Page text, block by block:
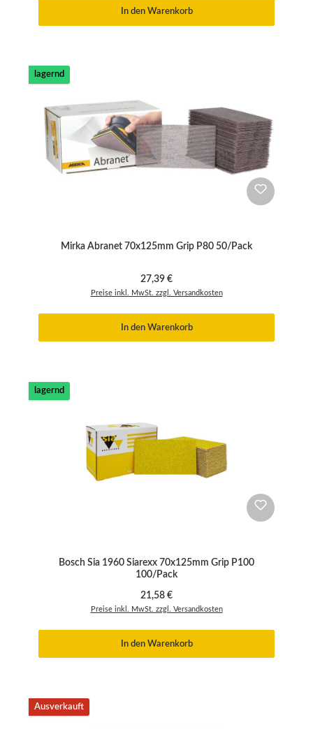
In den Warenkorb
lagernd
Mirka Abranet 70x125mm Grip P80 50/Pack
Regulärer Preis:
27,39 €
Preise inkl. MwSt. zzgl. Versandkosten
In den Warenkorb
lagernd
Bosch Sia 1960 Siarexx 70x125mm Grip P100
100/Pack
Regulärer Preis:
21,58 €
Preise inkl. MwSt. zzgl. Versandkosten
In den Warenkorb
Ausverkauft